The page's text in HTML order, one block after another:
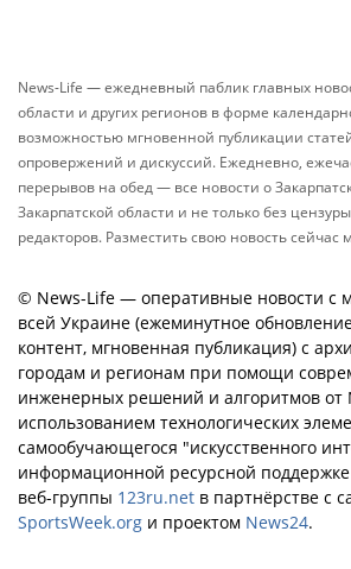
News-Life — ежедневный паблик главных
области и других регионов в форме
возможностью мгновенной публикации
опровержений и дискуссий. Ежедневно,
перерывов на обед — все новости о
Закарпатской области и не только без
редакторов. Разместить свою новость
© News-Life — оперативные новости с
всей Украине (ежеминутное
контент, мгновенная публикация) с
городам и регионам при помощи
инженерных решений и алгоритмов от
использованием технологических
самообучающегося "искусственного
информационной ресурсной
веб-группы 123ru.net в партнёрстве с
SportsWeek.org и проектом News24.